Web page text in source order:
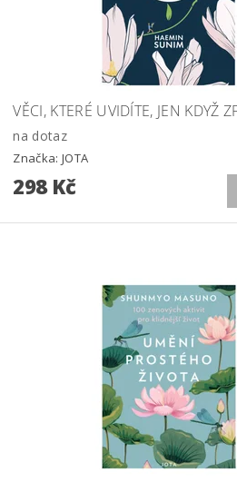
VĚCI, KTERÉ UVIDÍTE, JEN KDYŽ
na dotaz
Značka: JOTA
298 Kč